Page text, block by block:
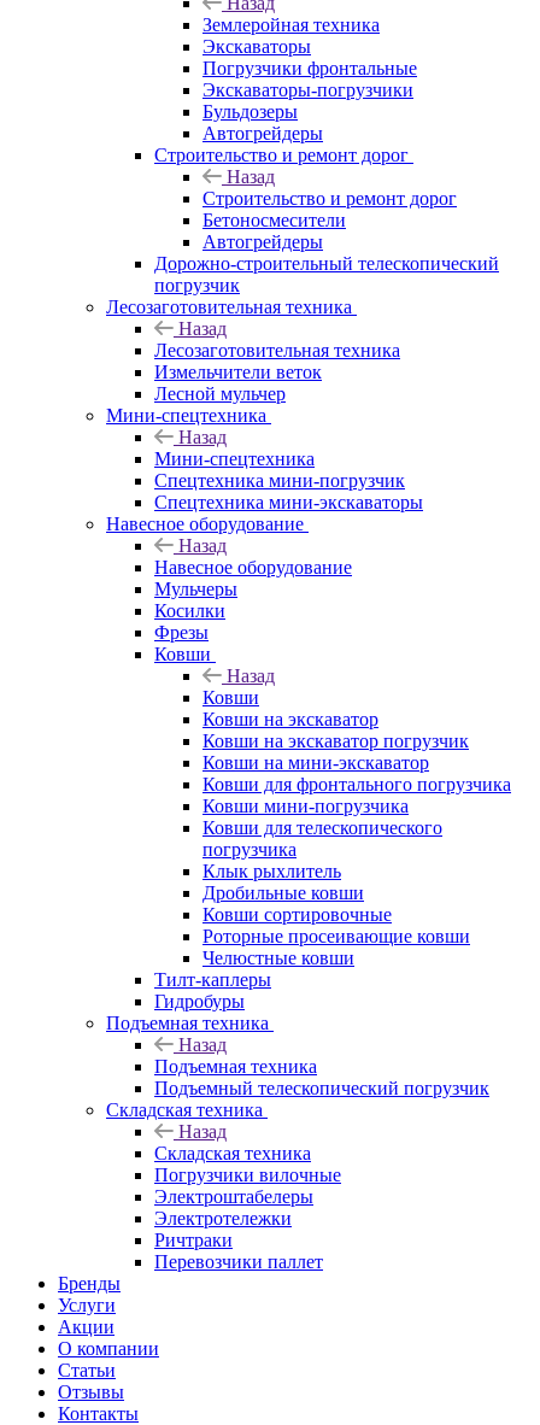
Землеройная техника
Экскаваторы
Погрузчики фронтальные
Экскаваторы-погрузчики
Бульдозеры
Автогрейдеры
Строительство и ремонт дорог
Назад
Строительство и ремонт дорог
Бетоносмесители
Автогрейдеры
Дорожно-строительный телескопический
погрузчик
Лесозаготовительная техника
Назад
Лесозаготовительная техника
Измельчители веток
Лесной мульчер
Мини-спецтехника
Назад
Мини-спецтехника
Спецтехника мини-погрузчик
Спецтехника мини-экскаваторы
Навесное оборудование
Назад
Навесное оборудование
Мульчеры
Косилки
Фрезы
Ковши
Назад
Ковши
Ковши на экскаватор
Ковши на экскаватор погрузчик
Ковши на мини-экскаватор
Ковши для фронтального погрузчика
Ковши мини-погрузчика
Ковши для телескопического
погрузчика
Клык рыхлитель
Дробильные ковши
Ковши сортировочные
Роторные просеивающие ковши
Челюстные ковши
Тилт-каплеры
Гидробуры
Подъемная техника
Назад
Подъемная техника
Подъемный телескопический погрузчик
Складская техника
Назад
Складская техника
Погрузчики вилочные
Электроштабелеры
Электротележки
Ричтраки
Перевозчики паллет
Бренды
Услуги
Акции
О компании
Статьи
Отзывы
Контакты